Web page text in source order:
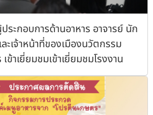
ระกอบการด้านอาหาร อาจารย์ นัก
ะเจ้าหน้าที่ของเมืองนวัตกรรม
เข้าเยี่ยมชมเข้าเยี่ยมชมโรงงาน
และ2 , Future Food Lab